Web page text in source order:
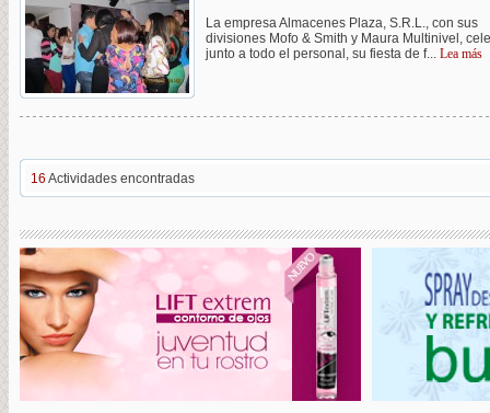
La empresa Almacenes Plaza, S.R.L., con sus
divisiones Mofo & Smith y Maura Multinivel,
junto a todo el personal, su fiesta de f... Lea más
16 Actividades encontradas